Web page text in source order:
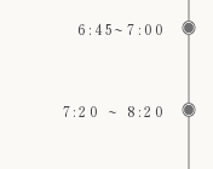
6:45~7:00
7:20 ~ 8:20